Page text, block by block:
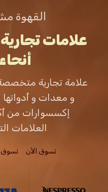
القهوة
علامات
علامة تجارية
و معدات و
العلامات
تسوق الاَن تسوق